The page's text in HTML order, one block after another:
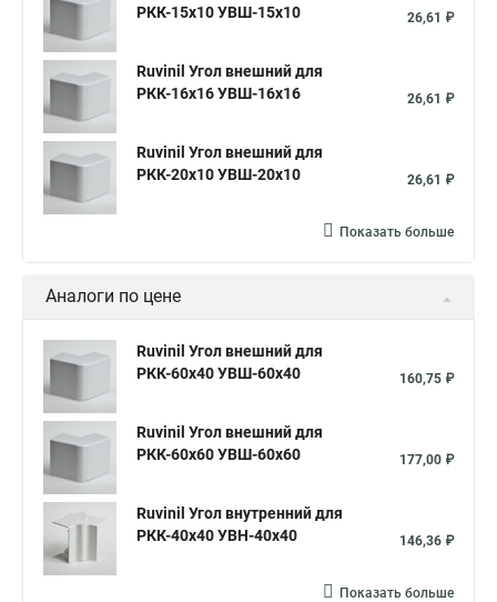
РКК-15х10 УВШ-15х10
26,61 ₽
Ruvinil Угол внешний для
РКК-16х16 УВШ-16х16
26,61 ₽
Ruvinil Угол внешний для
РКК-20х10 УВШ-20х10
26,61 ₽
Показать больше
Аналоги по цене
Ruvinil Угол внешний для
РКК-60х40 УВШ-60х40
160,75 ₽
Ruvinil Угол внешний для
РКК-60х60 УВШ-60х60
177,00 ₽
Ruvinil Угол внутренний для
РКК-40х40 УВН-40х40
146,36 ₽
Показать больше